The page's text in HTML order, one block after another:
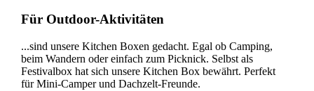
Für Outdoor-Aktivitäten
...sind unsere Kitchen Boxen gedacht. Egal ob Camping,
beim Wandern oder einfach zum Picknick. Selbst als
Festivalbox hat sich unsere Kitchen Box bewährt. Perfekt
für Mini-Camper und Dachzelt-Freunde.